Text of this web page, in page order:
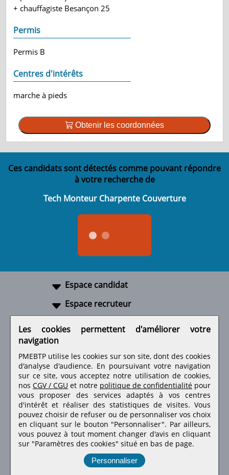
+ chauffagiste Besançon 25
Permis
Permis B
Centres d'intérêts
marche à pieds
Obtenir les coordonnées
Ces candidats sont détectés comme pouvant répondre
à votre recherche de
Tech Monteur Charpente Couverture
Espace candidat
Espace recruteur
Retrouvez-nous sur les réseaux sociaux
Les cookies permettent d'améliorer votre
navigation
PMEBTP utilise les cookies sur son site, dont des cookies
d'analyse d'audience. En poursuivant votre navigation
sur ce site, vous acceptez notre utilisation de cookies,
nos CGV / CGU et notre politique de confidentialité pour
vous proposer des services adaptés à vos centres
d'intérêt et réaliser des statistiques de visites.Vous
pouvez choisir de refuser ou de personnaliser vos choix
en cliquant sur le bouton "Personnaliser". Par ailleurs,
vous pouvez à tout moment changer d'avis en cliquant
sur "Paramètres des cookies" situé en bas de page.
Personnaliser